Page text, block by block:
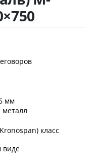
мм
класс
виде